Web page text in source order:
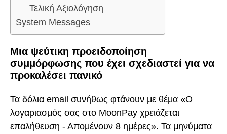
Τελική Αξιολόγηση
System Messages
Μια ψεύτικη προειδοποίηση
συμμόρφωσης που έχει σχεδιαστεί για να
προκαλέσει πανικό
Τα δόλια email συνήθως φτάνουν με θέμα «Ο
λογαριασμός σας στο MoonPay χρειάζεται
επαλήθευση - Απομένουν 8 ημέρες». Τα μηνύματα